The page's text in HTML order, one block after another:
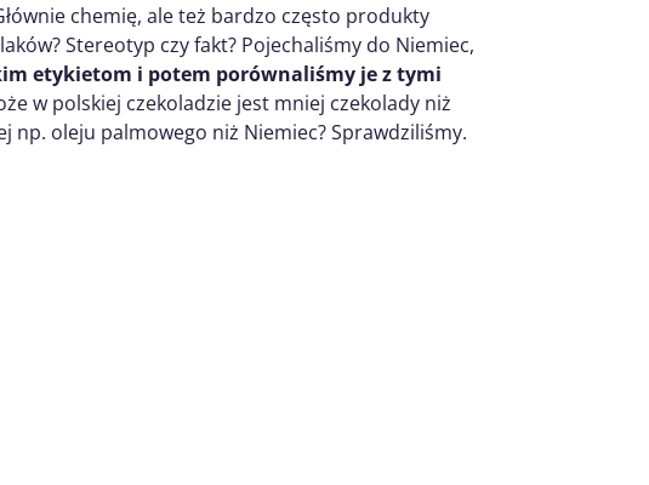
chemię, ale też bardzo często produkty
Stereotyp czy fakt? Pojechaliśmy do Niemiec,
etykietom i potem porównaliśmy je z tymi
w polskiej czekoladzie jest mniej czekolady niż
np. oleju palmowego niż Niemiec? Sprawdziliśmy.